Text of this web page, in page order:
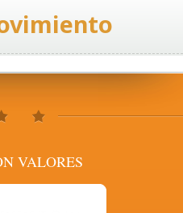
VALORES